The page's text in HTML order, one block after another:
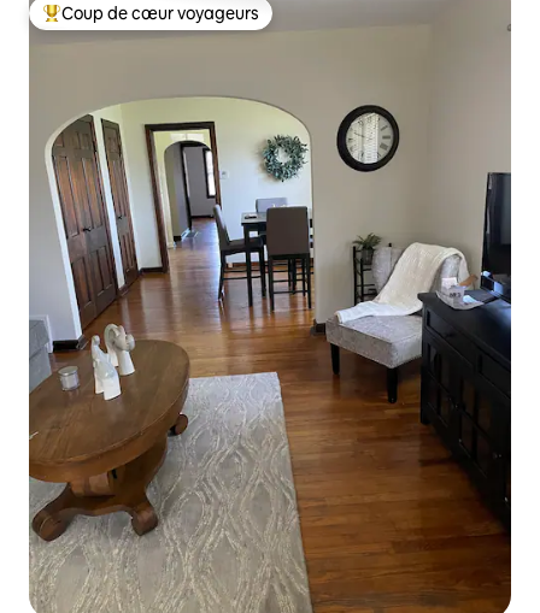
Coups de cœur voyageurs les plus appréciés
Coup de cœur voyageurs